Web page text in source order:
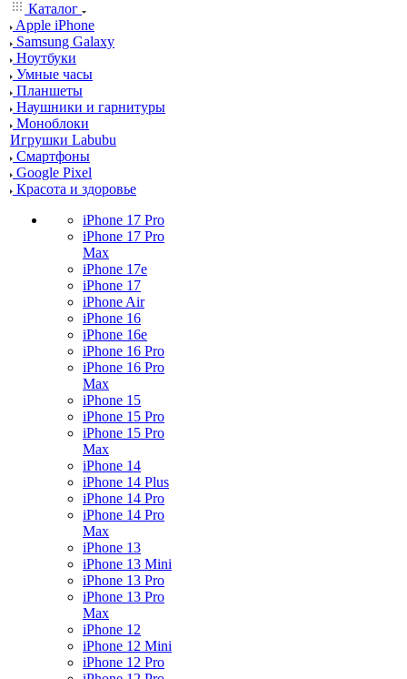
Каталог
Apple iPhone
Samsung Galaxy
Ноутбуки
Умные часы
Планшеты
Наушники и гарнитуры
Моноблоки
Игрушки Labubu
Смартфоны
Google Pixel
Красота и здоровье
iPhone 17 Pro
iPhone 17 Pro
Max
iPhone 17e
iPhone 17
iPhone Air
iPhone 16
iPhone 16e
iPhone 16 Pro
iPhone 16 Pro
Max
iPhone 15
iPhone 15 Pro
iPhone 15 Pro
Max
iPhone 14
iPhone 14 Plus
iPhone 14 Pro
iPhone 14 Pro
Max
iPhone 13
iPhone 13 Mini
iPhone 13 Pro
iPhone 13 Pro
Max
iPhone 12
iPhone 12 Mini
iPhone 12 Pro